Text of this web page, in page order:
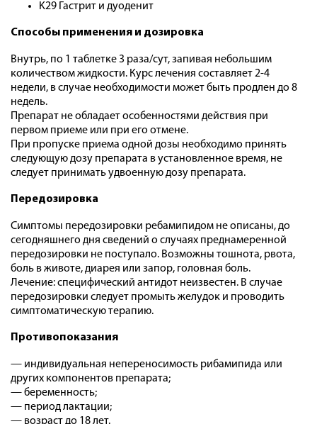
K29 Гастрит и дуоденит
Способы применения и дозировка
Внутрь, по 1 таблетке 3 раза/сут, запивая небольшим
количеством жидкости. Курс лечения составляет 2-4
недели, в случае необходимости может быть продлен до 8
недель.
Препарат не обладает особенностями действия при
первом приеме или при его отмене.
При пропуске приема одной дозы необходимо принять
следующую дозу препарата в установленное время, не
следует принимать удвоенную дозу препарата.
Передозировка
Симптомы передозировки ребамипидом не описаны, до
сегодняшнего дня сведений о случаях преднамеренной
передозировки не поступало. Возможны тошнота, рвота,
боль в животе, диарея или запор, головная боль.
Лечение: специфический антидот неизвестен. В случае
передозировки следует промыть желудок и проводить
симптоматическую терапию.
Противопоказания
— индивидуальная непереносимость рибамипида или
других компонентов препарата;
— беременность;
— период лактации;
— возраст до 18 лет.